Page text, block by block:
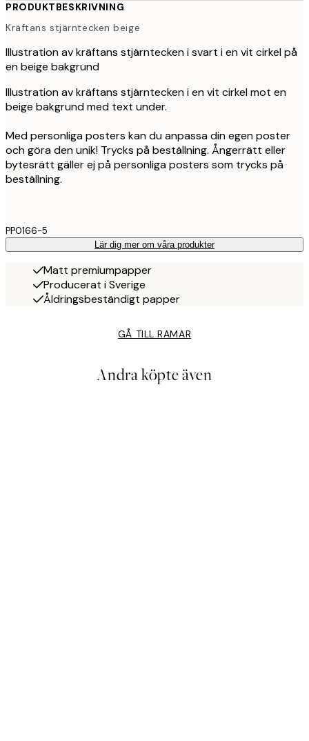
PRODUKTBESKRIVNING
Kräftans stjärntecken beige
Illustration av kräftans stjärntecken i svart i en vit cirkel på
en beige bakgrund
Illustration av kräftans stjärntecken i en vit cirkel mot en
beige bakgrund med text under.
Med personliga posters kan du anpassa din egen poster
och göra den unik! Trycks på beställning. Ångerrätt eller
bytesrätt gäller ej på personliga posters som trycks på
beställning.
PP0166-5
Lär dig mer om våra produkter
Matt premiumpapper
Producerat i Sverige
Åldringsbeständigt papper
GÅ TILL RAMAR
Andra köpte även